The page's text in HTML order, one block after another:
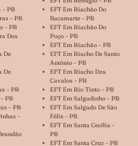
– PB
– PB
– PB
Dos
De
De
– PB
PB
– PB
–
EFT Em Riachão Do
Bacamarte – PB
EFT Em Riachão Do
Poço – PB
EFT Em Riachão – PB
EFT Em Riacho De Santo
Antônio – PB
EFT Em Riacho Dos
Cavalos – PB
EFT Em Rio Tinto – PB
EFT Em Salgadinho – PB
EFT Em Salgado De São
Félix – PB
EFT Em Santa Cecília –
PB
EFT Em Santa Cruz – PB